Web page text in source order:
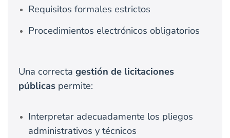
Requisitos formales estrictos
Procedimientos electrónicos obligatorios
Una correcta gestión de licitaciones
públicaspermite:
Interpretar adecuadamente los pliegos
administrativos y técnicos